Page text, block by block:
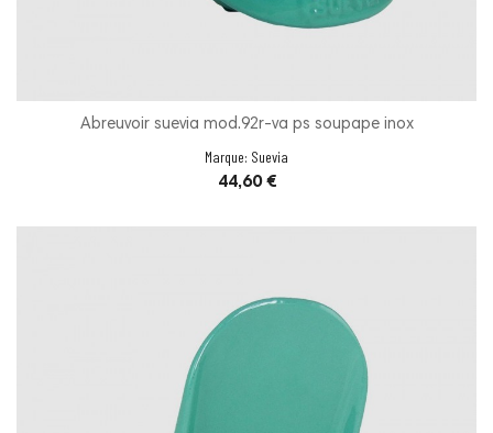
Abreuvoir suevia mod.92r-va ps soupape inox
Marque: Suevia
Prix
44,60 €